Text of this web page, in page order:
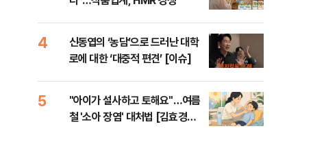
4
신동엽의 ‘농담’으로 드러난 대학
로에 대한 ‘대중적 편견’ [이슈]
5
"아이가 설사하고 토해요"…여름
철 '소아 장염' 대처법 [김효경의